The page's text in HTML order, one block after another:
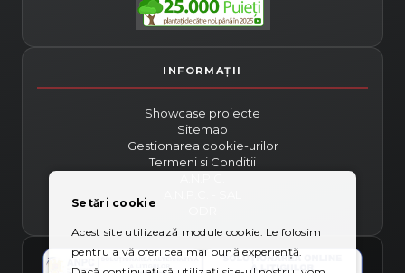
Showcase proiecte
Sitemap
Gestionarea cookie-urilor
Termeni si Conditii
Setări cookie
Acest site utilizează module cookie. Le folosim
pentru a vă oferi cea mai bună experiență.